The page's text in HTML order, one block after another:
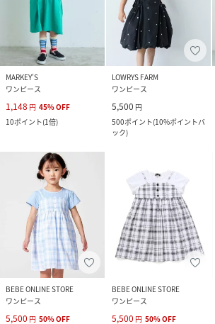
MARKEY’S
ワンピース
1,148 円 45%OFF
10ポイント(1倍)
LOWRYS FARM
ワンピース
5,500 円
500ポイント(10%ポイントバ
ック)
BEBE ONLINE STORE
ワンピース
5,500 円 50%OFF
BEBE ONLINE STORE
ワンピース
5,500 円 50%OFF